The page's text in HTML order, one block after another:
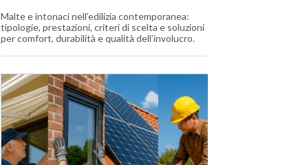
Malte e intonaci nell’edilizia contemporanea:
tipologie, prestazioni, criteri di scelta e soluzioni
per comfort, durabilità e qualità dell’involucro.